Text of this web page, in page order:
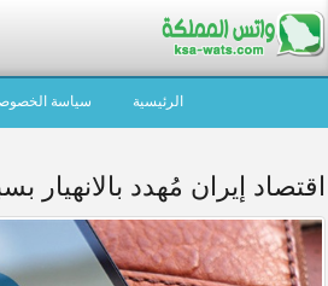
الرئيسية سياسة
اقتصاد إيران مُهدد بالانهيار